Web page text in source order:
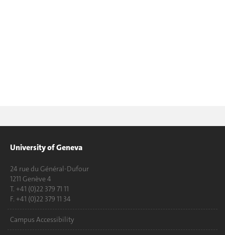
University of Geneva
24 rue du Général-Dufour
1211 Genève 4
T. +41 (0)22 379 71 11
F. +41 (0)22 379 11 34
Campus Accessibility